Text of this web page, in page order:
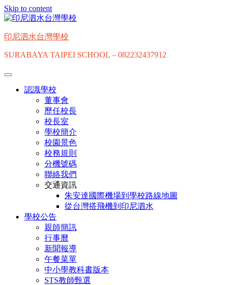
Skip to content
印尼泗水台灣學校
SURABAYA TAIPEI SCHOOL – 082232437912
認識學校
董事會
歷任校長
校長室
學校簡介
校園景色
校務規則
分機號碼
聯絡我們
交通資訊
朱安達國際機場到學校路線地圖
從台灣搭飛機到印尼泗水
學校公告
親師簡訊
行事曆
新聞報導
午餐菜單
中小學教科書版本
STS教師甄選